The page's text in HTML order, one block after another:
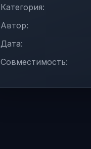
Категория:
Автор:
Дата:
Совместимость: